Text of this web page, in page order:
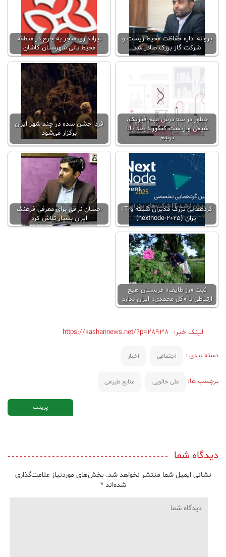
پروانه اداره حفاظت محیط زیست و
شرکت گاز برزک صادر شد
تیراندازی منجر به جرح در منطقه
محیط بانی شهرستان کاشان
چطور در سه درس مهم فیزیک،
شیمی و زیست کنکور درصد بالا
بزنیم
فردا جشن سده در چند شهر ایران
برگزار می‌شود
گردهمایی بزرگ مدیران شبکه و IT
ایران (nextnode-2025)
احسان نراقی برای معرفی فرهنگ
ایران بسیار تلاش کرد
ثبت «رز طایف» عربستان هیچ
ارتباطی با «گل محمدی» ایران ندارد
لینک خبر: https://kashannews.net/?p=28938
دسته بندی : اجتماعی اخبار
برچسب ها: علی خالویی منابع طبیعی
پرینت
دیدگاه شما
نشانی ایمیل شما منتشر نخواهد شد. بخش‌های موردنیاز علامت‌گذاری
شده‌اند*